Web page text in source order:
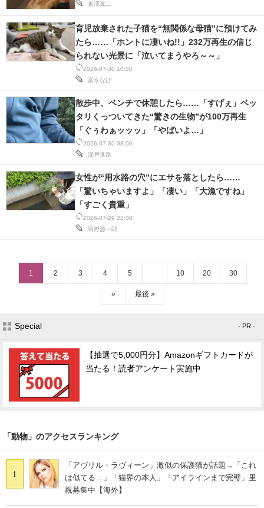
沓澤真二
2026-07-30 10:30
富永なび
育児放棄された子猫を“無関係な母猫”に預けてみ
たら……「ホントに凄いね!!」232万再生の信じ
られない光景に「泣いてまうやろ～～」
2026-07-30 08:00
深戸進路
散歩中、ベンチで休憩したら……「すげぇ」ベッ
タリくっついてきた“驚きの生物”が100万再生
「ぐぅわぁッッッ」「やばいよ…」
2026-07-29 22:00
羽野源一郎
女性が“用水路の穴”にエサを落としたら……
「驚いちゃいますよ」「凄い」「大漁ですね」
「すごく貴重」
1 2 3 4 5 10 20 30
» 最後 »
Special - PR -
【抽選で5,000円分】Amazonギフトカードが
当たる！読者アンケート実施中
「動物」のアクセスランキング
1
「アヴリル・ラヴィーン」激似の保護猫が話題→「これ
は似てる…」「猫界の本人」「アイラインまで完璧」里
親募集中【海外】